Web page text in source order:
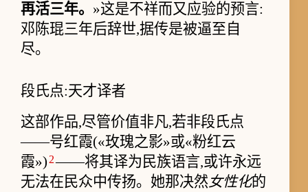
再活三年。 »这是不祥而又应验的预言:
邓陈琨三年后辞世,据传是被逼至自
尽。
段氏点:天才译者
这部作品,尽管价值非凡,若非段氏点
——号红霞(«玫瑰之影»或«粉红云
霞») 2——将其译为民族语言,或许永远
无法在民众中传扬。她那决然女性化的